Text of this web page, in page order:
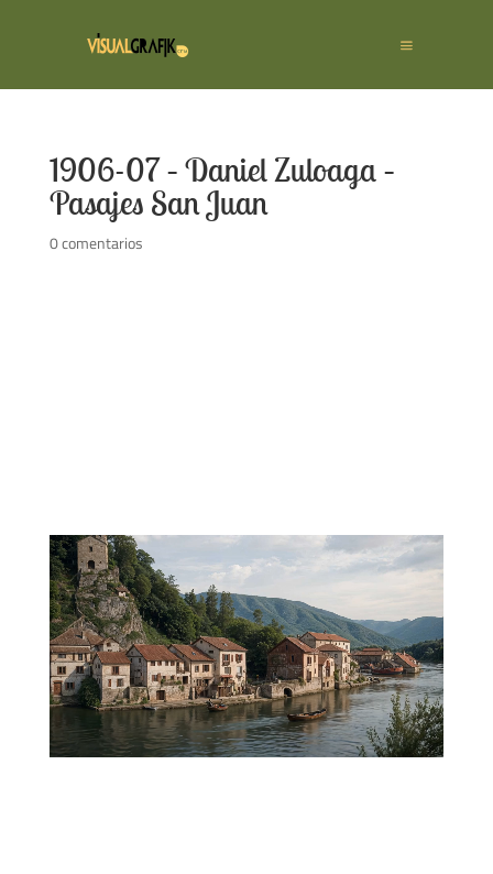
1906-07 – Daniel Zuloaga –
Pasajes San Juan
0 comentarios